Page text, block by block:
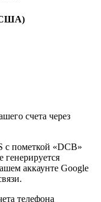
счета через
с пометкой «DCB»
аккаунте Google
телефона